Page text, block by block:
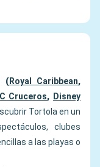
(Royal Caribbean,
Cruceros, Disney
Tortola en un
clubes
a las playas o